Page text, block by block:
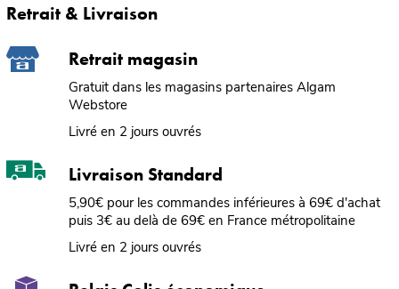
Retrait & Livraison
Retrait magasin
Gratuit dans les magasins partenaires Algam
Webstore
Livré en 2 jours ouvrés
Livraison Standard
5,90€ pour les commandes inférieures à 69€ d'achat
puis 3€ au delà de 69€ en France métropolitaine
Livré en 2 jours ouvrés